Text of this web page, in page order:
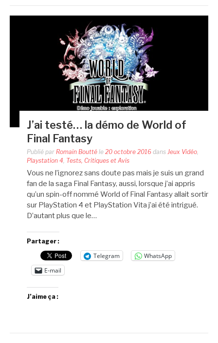
J’ai testé… la démo de World of
Final Fantasy
Publié par Romain Boutté le 20 octobre 2016 dans Jeux Vidéo
Playstation 4 Tests, Critiques et Avis
Vous ne l’ignorez sans doute pas mais je suis un grand
fan de la saga Final Fantasy, aussi, lorsque j’ai appris
qu’un spin-off nommé World of Final Fantasy allait sortir
sur PlayStation 4 et PlayStation Vita j’ai été intrigué.
D’autant plus que le…
Partager :
Telegram
WhatsApp
E-mail
J’aime ça :